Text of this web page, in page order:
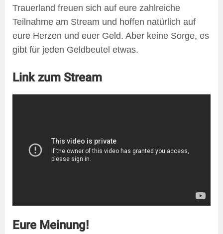
Trauerland freuen sich auf eure zahlreiche
Teilnahme am Stream und hoffen natürlich auf
eure Herzen und euer Geld. Aber keine Sorge, es
gibt für jeden Geldbeutel etwas.
Link zum Stream
Eure Meinung!